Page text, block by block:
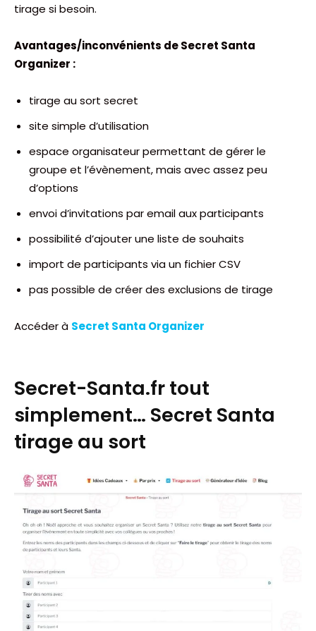
tirage si besoin.
Avantages/inconvénients de Secret Santa
Organizer :
tirage au sort secret
site simple d’utilisation
espace organisateur permettant de gérer le
groupe et l’évènement, mais avec assez peu
d’options
envoi d’invitations par email aux participants
possibilité d’ajouter une liste de souhaits
import de participants via un fichier CSV
pas possible de créer des exclusions de tirage
Accéder à Secret Santa Organizer
Secret-Santa.fr tout
simplement… Secret Santa
tirage au sort